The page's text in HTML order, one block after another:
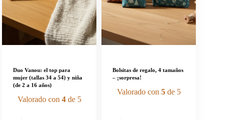
Duo Vanou: el top para
mujer (tallas 34 a 54) y niña
(de 2 a 16 años)
Valorado con 4de 5
Bolsitas de regalo, 4 tamaños
– ¡sorpresa!
Valorado con 5de 5